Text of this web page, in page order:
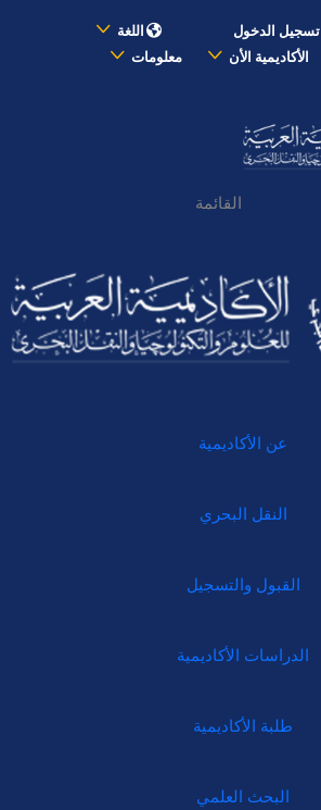
تسجيل الدخول
اللغة
الأكاديمية الأن معلومات
القائمة
عن الأكاديمية
النقل البحري
القبول والتسجيل
الدراسات الأكاديمية
طلبة الأكاديمية
البحث العلمي